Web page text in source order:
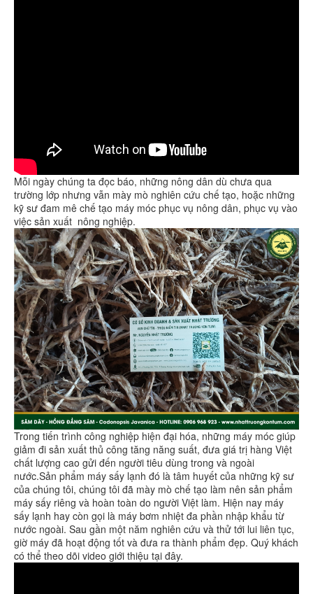
Mỗi ngày chúng ta đọc báo, những nông dân dù chưa qua
trường lớp nhưng vẫn mày mò nghiên cứu chế tạo, hoặc những
kỹ sư đam mê chế tạo máy móc phục vụ nông dân, phục vụ vào
việc sản xuất nông nghiệp.
Trong tiến trình công nghiệp hiện đại hóa, những máy móc giúp
giảm đi sản xuất thủ công tăng năng suất, đưa giá trị hàng Việt
chất lượng cao gửi đến người tiêu dùng trong và ngoài
nước.Sản phẩm máy sấy lạnh đó là tâm huyết của những kỹ sư
của chúng tôi, chúng tôi đã mày mò chế tạo làm nên sản phẩm
máy sấy riêng và hoàn toàn do người Việt làm. Hiện nay máy
sấy lạnh hay còn gọi là máy bơm nhiệt đa phần nhập khẩu từ
nước ngoài. Sau gần một năm nghiên cứu và thử tới lui liên tục,
giờ máy đã hoạt động tốt và đưa ra thành phẩm đẹp. Quý khách
có thể theo dõi video giới thiệu tại đây.